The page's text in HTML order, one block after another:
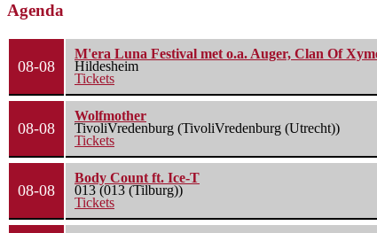
Agenda
08-08
M'era Luna Festival met o.a. Auger, Clan Of
Hildesheim
Tickets
08-08
Wolfmother
TivoliVredenburg (TivoliVredenburg (Utrecht))
Tickets
08-08
Body Count ft. Ice-T
013 (013 (Tilburg))
Tickets